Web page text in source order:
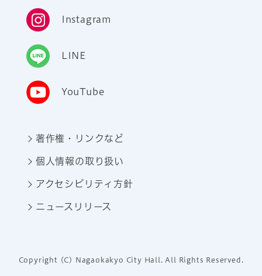
Instagram
LINE
YouTube
著作権・リンクなど
個人情報の取り扱い
アクセシビリティ方針
ニュースリリース
Copyright (C) Nagaokakyo City Hall. All Rights Reserved.